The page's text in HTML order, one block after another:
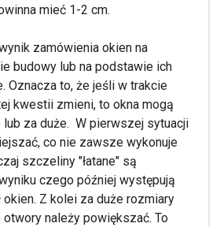
mieć 1-2 cm.
zamówienia okien na
budowy lub na podstawie ich
Oznacza to, że jeśli w trakcie
kwestii zmieni, to okna mogą
lub za duże. W pierwszej sytuacji
co nie zawsze wykonuje
szczeliny "łatane" są
czego później występują
okien. Z kolei za duże rozmiary
należy powiększać. To